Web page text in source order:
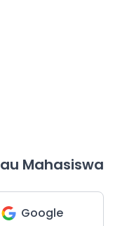
Mahasiswa
Google